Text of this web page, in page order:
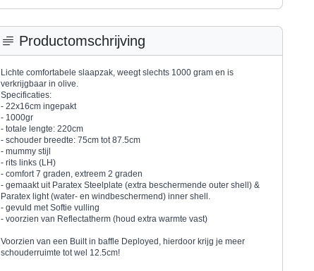
Productomschrijving
Lichte comfortabele slaapzak, weegt slechts 1000 gram en is
verkrijgbaar in olive.
Specificaties:
- 22x16cm ingepakt
- 1000gr
- totale lengte: 220cm
- schouder breedte: 75cm tot 87.5cm
- mummy stijl
- rits links (LH)
- comfort 7 graden, extreem 2 graden
- gemaakt uit Paratex Steelplate (extra beschermende outer shell) &
Paratex light (water- en windbeschermend) inner shell.
- gevuld met Softie vulling
- voorzien van Reflectatherm (houd extra warmte vast)
Voorzien van een Built in baffle Deployed, hierdoor krijg je meer
schouderruimte tot wel 12.5cm!